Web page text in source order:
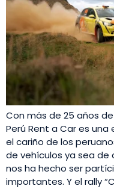
Con más de 25 años
Perú Rent a Car es
el cariño de los
de vehículos ya sea de
nos ha hecho ser
importantes. Y el rally